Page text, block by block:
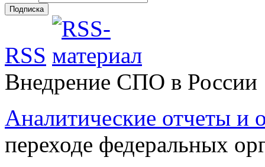
RSS
Внедрение СПО в России
Аналитические отчеты и
переходе федеральных